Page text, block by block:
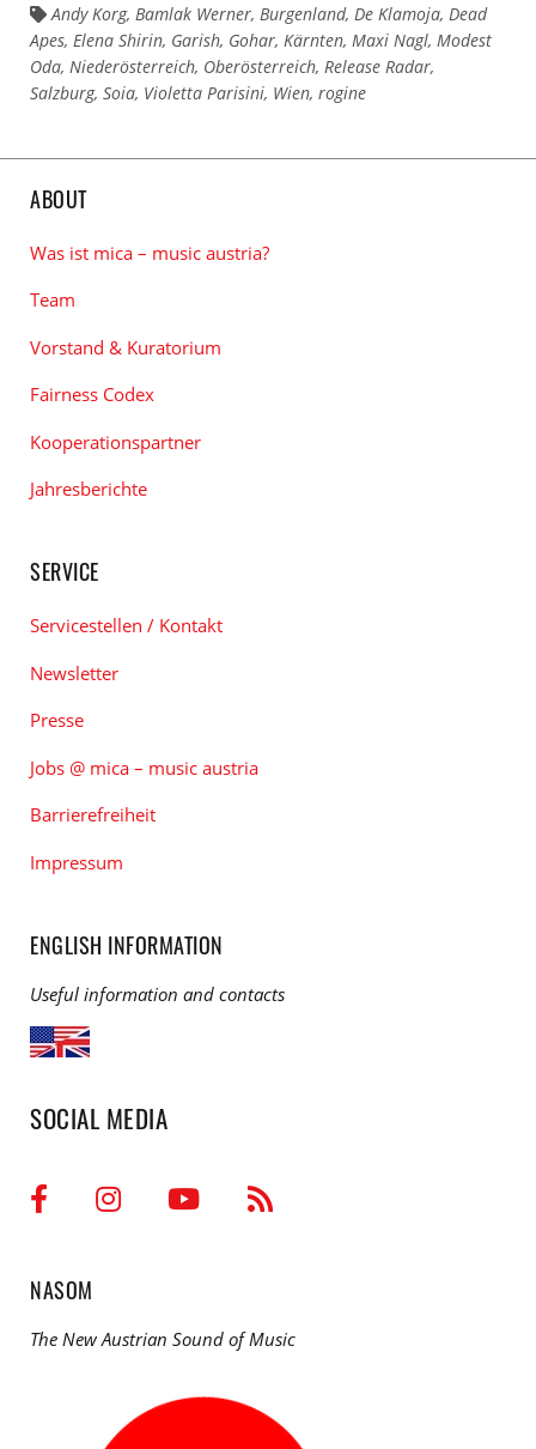
den
Kategorien
Links
den
Tags
Andy Korg, Bamlak Werner, Burgenland, De Klamoja, Dead
Apes, Elena Shirin, Garish, Gohar, Kärnten, Maxi Nagl, Modest
Oda, Niederösterreich, Oberösterreich, Release Radar,
Salzburg, Soia, Violetta Parisini, Wien, rogine
ABOUT
Was ist mica – music austria?
Team
Vorstand & Kuratorium
Fairness Codex
Kooperationspartner
Jahresberichte
SERVICE
Servicestellen / Kontakt
Newsletter
Presse
Jobs @ mica – music austria
Barrierefreiheit
Impressum
ENGLISH INFORMATION
Useful information and contacts
SOCIAL MEDIA
NASOM
The New Austrian Sound of Music